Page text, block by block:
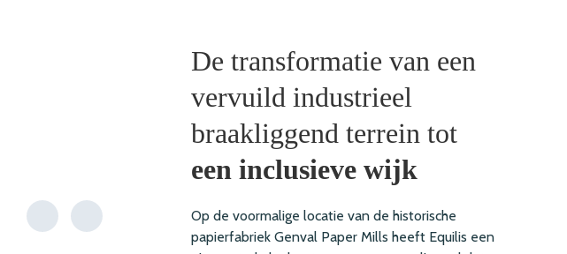
De transformatie van een
vervuild industrieel
braakliggend terrein tot
een inclusieve wijk
Op de voormalige locatie van de historische
papierfabriek Genval Paper Mills heeft Equilis een